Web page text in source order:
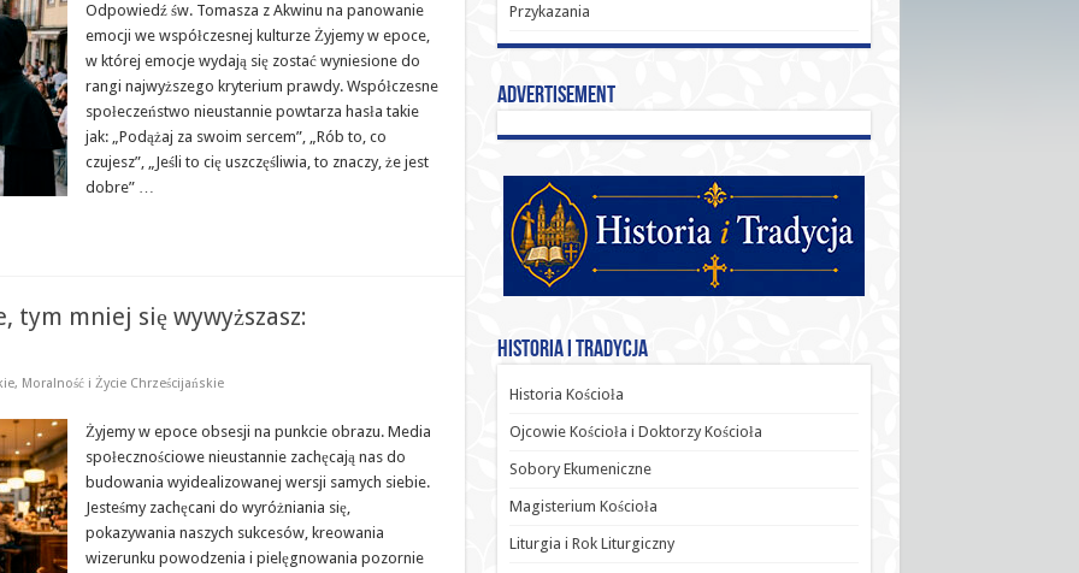
Odpowiedź św. Tomasza z Akwinu na panowanie
emocji we współczesnej kulturze Żyjemy w epoce,
w której emocje wydają się zostać wyniesione do
rangi najwyższego kryterium prawdy. Współczesne
społeczeństwo nieustannie powtarza hasła takie
jak: „Podążaj za swoim sercem”, „Rób to, co
czujesz”, „Jeśli to cię uszczęśliwia, to znaczy, że jest
dobre” …
tym mniej się wywyższasz:
, Moralność i Życie Chrześcijańskie
Żyjemy w epoce obsesji na punkcie obrazu. Media
społecznościowe nieustannie zachęcają nas do
budowania wyidealizowanej wersji samych siebie.
Jesteśmy zachęcani do wyróżniania się,
pokazywania naszych sukcesów, kreowania
wizerunku powodzenia i pielęgnowania pozornie
Przykazania
Advertisement
Historia i Tradycja
Historia Kościoła
Ojcowie Kościoła i Doktorzy Kościoła
Sobory Ekumeniczne
Magisterium Kościoła
Liturgia i Rok Liturgiczny